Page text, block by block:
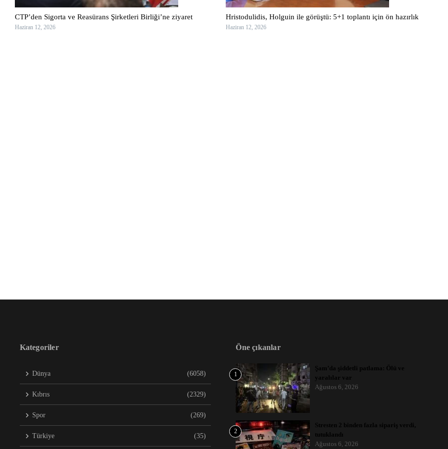
CTP’den Sigorta ve Reasürans Şirketleri Birliği’ne ziyaret
Haziran 12, 2026
Hristodulidis, Holguin ile görüştü: 5+1 toplantı için ön hazırlık
Haziran 12, 2026
Kategoriler
Dünya (6058)
Kıbrıs (2329)
Spor (269)
Türkiye (35)
Öne çıkanlar
1
Şam’da şiddetli patlama: Ölü ve
yaralılar var
Ağustos 6, 2026
2
Stresten 2 binden fazla sipariş verdi,
tutuklandı
Ağustos 6, 2026